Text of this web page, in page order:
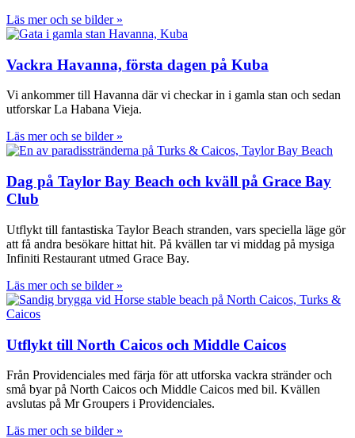
Läs mer och se bilder »
Vackra Havanna, första dagen på Kuba
Vi ankommer till Havanna där vi checkar in i gamla stan och sedan
utforskar La Habana Vieja.
Läs mer och se bilder »
Dag på Taylor Bay Beach och kväll på Grace Bay
Club
Utflykt till fantastiska Taylor Beach stranden, vars speciella läge gör
att få andra besökare hittat hit. På kvällen tar vi middag på mysiga
Infiniti Restaurant utmed Grace Bay.
Läs mer och se bilder »
Utflykt till North Caicos och Middle Caicos
Från Providenciales med färja för att utforska vackra stränder och
små byar på North Caicos och Middle Caicos med bil. Kvällen
avslutas på Mr Groupers i Providenciales.
Läs mer och se bilder »